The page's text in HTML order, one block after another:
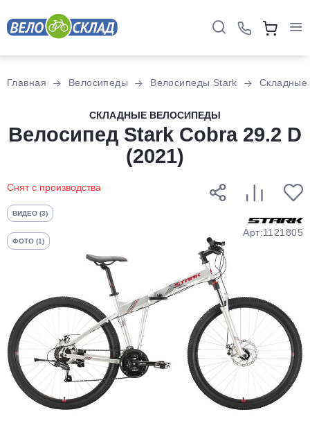
Главная Велосипеды Велосипеды Stark Складные
СКЛАДНЫЕ ВЕЛОСИПЕДЫ
Велосипед Stark Cobra 29.2 D
(2021)
Снят с производства
ВИДЕО (3)
ФОТО (1)
Арт:1121805
Разбейте
оплатуна части
без переплат
График платежей
Добавляйте товары
в корзину
Оплачивайте сегодня только
25% картой любого банка